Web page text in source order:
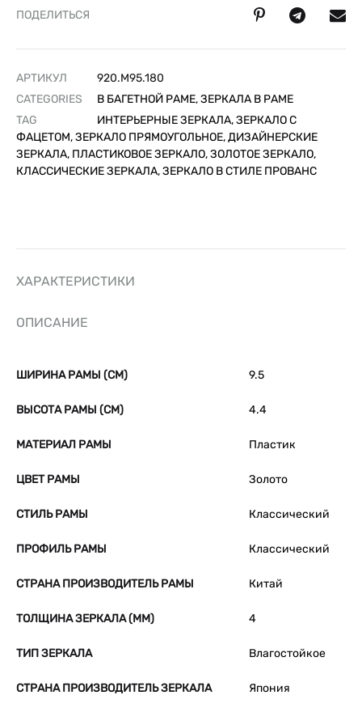
ПОДЕЛИТЬСЯ
АРТИКУЛ
920.M95.180
CATEGORIES
В БАГЕТНОЙ РАМЕ,ЗЕРКАЛА В РАМЕ
TAG
ИНТЕРЬЕРНЫЕ ЗЕРКАЛА, ЗЕРКАЛО С
ФАЦЕТОМ, ЗЕРКАЛО ПРЯМОУГОЛЬНОЕ, ДИЗАЙНЕРСКИЕ
ЗЕРКАЛА, ПЛАСТИКОВОЕ ЗЕРКАЛО, ЗОЛОТОЕ ЗЕРКАЛО,
КЛАССИЧЕСКИЕ ЗЕРКАЛА, ЗЕРКАЛО В СТИЛЕ ПРОВАНС
ХАРАКТЕРИСТИКИ
ОПИСАНИЕ
ШИРИНА РАМЫ (СМ) 9.5
ВЫСОТА РАМЫ (СМ) 4.4
МАТЕРИАЛ РАМЫ Пластик
ЦВЕТ РАМЫ Золото
СТИЛЬ РАМЫ Классический
ПРОФИЛЬ РАМЫ Классический
СТРАНА ПРОИЗВОДИТЕЛЬ РАМЫ Китай
ТОЛЩИНА ЗЕРКАЛА (ММ) 4
ТИП ЗЕРКАЛА Влагостойкое
СТРАНА ПРОИЗВОДИТЕЛЬ ЗЕРКАЛА Япония